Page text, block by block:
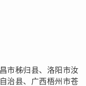
市秭归县、洛阳市汝
治县、广西梧州市苍